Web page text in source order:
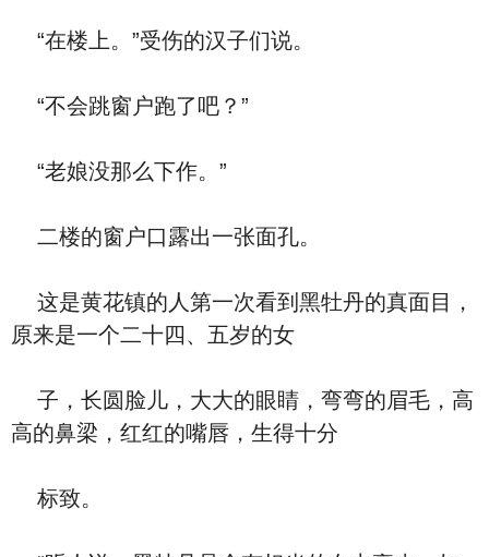
“在楼上。”受伤的汉子们说。
“不会跳窗户跑了吧？”
“老娘没那么下作。”
二楼的窗户口露出一张面孔。
这是黄花镇的人第一次看到黑牡丹的真面目，
原来是一个二十四、五岁的女
子，长圆脸儿，大大的眼睛，弯弯的眉毛，高
高的鼻梁，红红的嘴唇，生得十分
标致。